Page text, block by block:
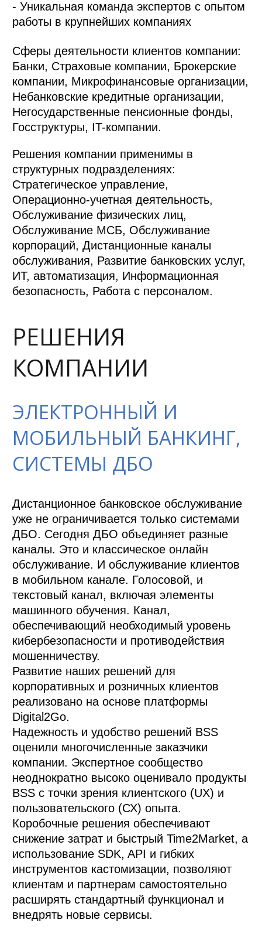
- Уникальная команда экспертов с опытом
работы в крупнейших компаниях
Сферы деятельности клиентов компании:
Банки, Страховые компании, Брокерские
компании, Микрофинансовые организации,
Небанковские кредитные организации,
Негосударственные пенсионные фонды,
Госструктуры, IT-компании.
Решения компании применимы в
структурных подразделениях:
Стратегическое управление,
Операционно-учетная деятельность,
Обслуживание физических лиц,
Обслуживание МСБ, Обслуживание
корпораций, Дистанционные каналы
обслуживания, Развитие банковских услуг,
ИТ, автоматизация, Информационная
безопасность, Работа с персоналом.
РЕШЕНИЯ
КОМПАНИИ
ЭЛЕКТРОННЫЙ И
МОБИЛЬНЫЙ БАНКИНГ,
СИСТЕМЫ ДБО
Дистанционное банковское обслуживание
уже не ограничивается только системами
ДБО. Сегодня ДБО объединяет разные
каналы. Это и классическое онлайн
обслуживание. И обслуживание клиентов
в мобильном канале. Голосовой, и
текстовый канал, включая элементы
машинного обучения. Канал,
обеспечивающий необходимый уровень
кибербезопасности и противодействия
мошенничеству.
Развитие наших решений для
корпоративных и розничных клиентов
реализовано на основе платформы
Digital2Go.
Надежность и удобство решений BSS
оценили многочисленные заказчики
компании. Экспертное сообщество
неоднократно высоко оценивало продукты
BSS с точки зрения клиентского (UX) и
пользовательского (СХ) опыта.
Коробочные решения обеспечивают
снижение затрат и быстрый Time2Market, а
использование SDK, API и гибких
инструментов кастомизации, позволяют
клиентам и партнерам самостоятельно
расширять стандартный функционал и